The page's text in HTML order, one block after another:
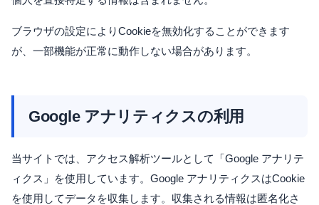
ブラウザの設定によりCookieを無効化することができます
が、一部機能が正常に動作しない場合があります。
Google アナリティクスの利用
当サイトでは、アクセス解析ツールとして「Google アナリテ
ィクス」を使用しています。Google アナリティクスはCookie
を使用してデータを収集します。収集される情報は匿名化さ